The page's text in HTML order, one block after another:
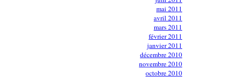
mai 2011
avril 2011
mars 2011
février 2011
janvier 2011
décembre 2010
novembre 2010
octobre 2010